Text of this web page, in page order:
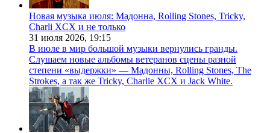
Новая музыка июля: Мадонна, Rolling Stones, Tricky,
Charli XCX и не только
31 июля 2026, 19:15
В июле в мир большой музыки вернулись гранды.
Слушаем новые альбомы ветеранов сцены разной
степени «выдержки» — Мадонны, Rolling Stones, The
Strokes, а так же Tricky, Charlie XCX и Jack White.